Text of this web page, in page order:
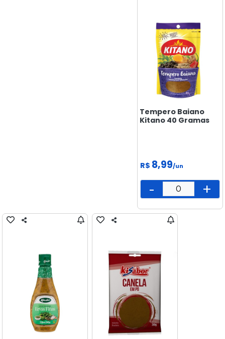
PADARIA
Tempero Baiano
Kitano 40 Gramas
R$ 8,99/un
- +